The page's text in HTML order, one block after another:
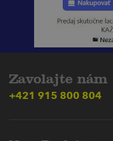
Zavolajte nám
+421 915 800 804